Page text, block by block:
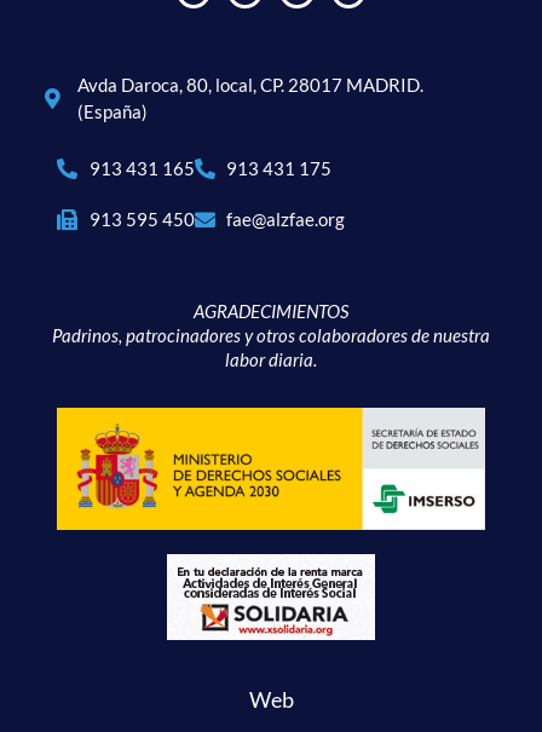
Avda Daroca, 80, local, CP. 28017 MADRID.
(España)
913 431 165 913 431 175
913 595 450 fae@alzfae.org
AGRADECIMIENTOS
Padrinos, patrocinadores y otros colaboradores de nuestra
labor diaria.
Web